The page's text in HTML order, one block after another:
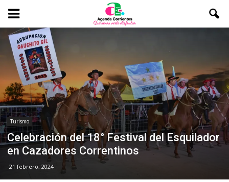
Turismo
Celebración del 18° Festival del Esquilador
en Cazadores Correntinos
21 febrero, 2024